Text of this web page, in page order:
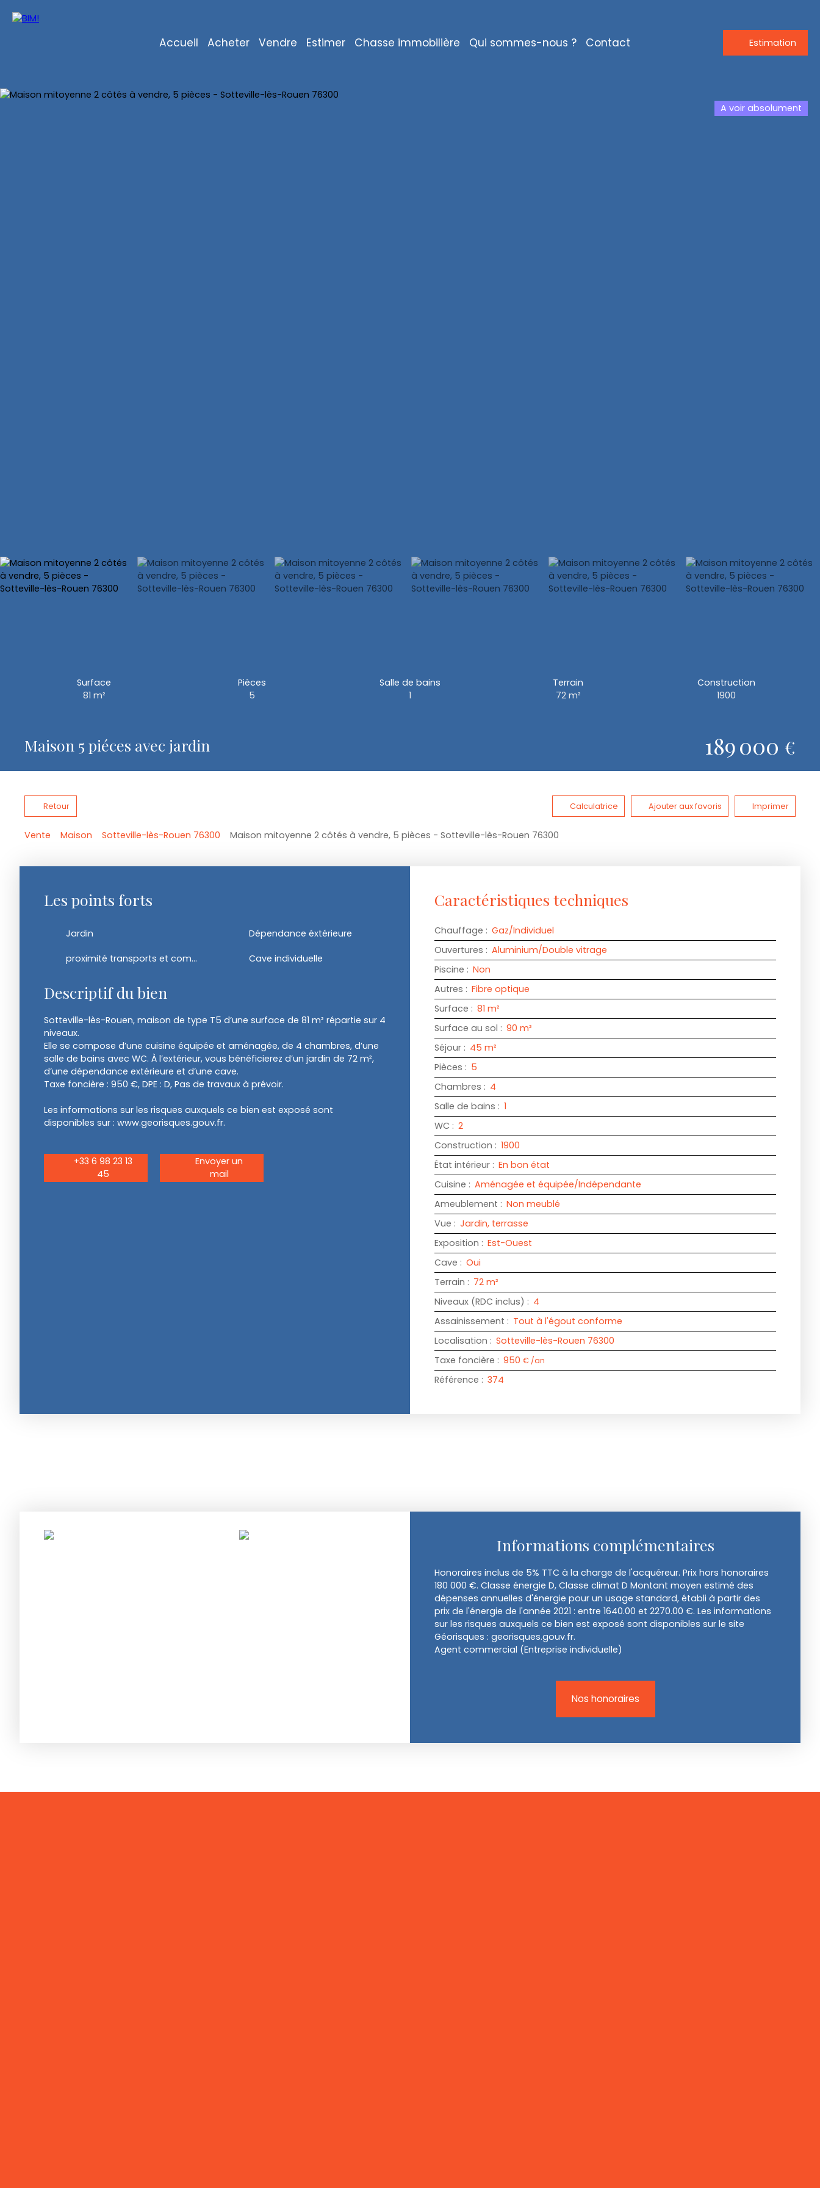
Accueil Acheter Vendre Estimer Chasse immobilière Qui sommes-nous ? Contact Estimation
A voir absolument
Surface
81 m²
Pièces
5
Salle de bains
1
Terrain
72 m²
Construction
1900
Maison 5 piéces avec jardin 189 000 €
Retour Calculatrice Ajouter aux favoris Imprimer
Vente Maison Sotteville-lès-Rouen 76300 Maison mitoyenne 2 côtés à vendre, 5 pièces - Sotteville-lès-Rouen 76300
Les points forts
Jardin Dépendance éxtérieure
proximité transports et commerces Cave individuelle
Descriptif du bien
Sotteville-lès-Rouen, maison de type T5 d’une surface de 81 m² répartie sur 4
niveaux.
Elle se compose d’une cuisine équipée et aménagée, de 4 chambres, d’une
salle de bains avec WC. À l’extérieur, vous bénéficierez d’un jardin de 72 m²,
d’une dépendance extérieure et d’une cave.
Taxe foncière : 950 €, DPE : D, Pas de travaux à prévoir.
Les informations sur les risques auxquels ce bien est exposé sont
disponibles sur : www.georisques.gouv.fr.
+33 6 98 23 13
45
Envoyer un
mail
Caractéristiques techniques
Chauffage : Gaz/Individuel
Ouvertures : Aluminium/Double vitrage
Piscine : Non
Autres : Fibre optique
Surface : 81 m²
Surface au sol : 90 m²
Séjour : 45 m²
Pièces : 5
Chambres : 4
Salle de bains : 1
WC : 2
Construction : 1900
État intérieur : En bon état
Cuisine : Aménagée et équipée/Indépendante
Ameublement : Non meublé
Vue : Jardin, terrasse
Exposition : Est-Ouest
Cave : Oui
Terrain : 72 m²
Niveaux (RDC inclus) : 4
Assainissement : Tout à l'égout conforme
Localisation : Sotteville-lès-Rouen 76300
Taxe foncière : 950 € /an
Référence : 374
Informations complémentaires
Honoraires inclus de 5% TTC à la charge de l'acquéreur. Prix hors honoraires
180 000 €. Classe énergie D, Classe climat D Montant moyen estimé des
dépenses annuelles d'énergie pour un usage standard, établi à partir des
prix de l'énergie de l'année 2021 : entre 1640.00 et 2270.00 €. Les informations
sur les risques auxquels ce bien est exposé sont disponibles sur le site
Géorisques : georisques.gouv.fr.
Agent commercial (Entreprise individuelle)
Nos honoraires